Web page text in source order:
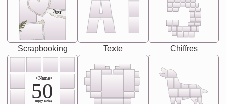
Text
Scrapbooking Texte Chiffres
<Name>
50
-Happy Birday-